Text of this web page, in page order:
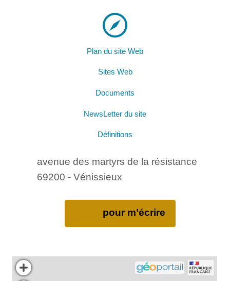
Plan du site Web
Sites Web
Documents
NewsLetter du site
Définitions
avenue des martyrs de la résistance
69200 - Vénissieux
pour m’écrire